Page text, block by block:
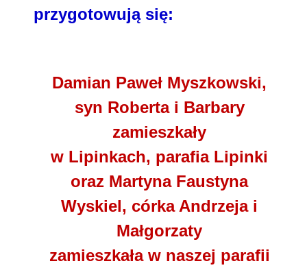
przygotowują się:
Damian Paweł Myszkowski,
syn Roberta i Barbary
zamieszkały
w Lipinkach, parafia Lipinki
oraz Martyna Faustyna
Wyskiel, córka Andrzeja i
Małgorzaty
zamieszkała w naszej parafii